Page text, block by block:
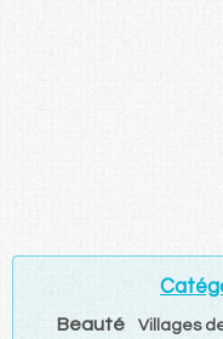
Beauté Villages